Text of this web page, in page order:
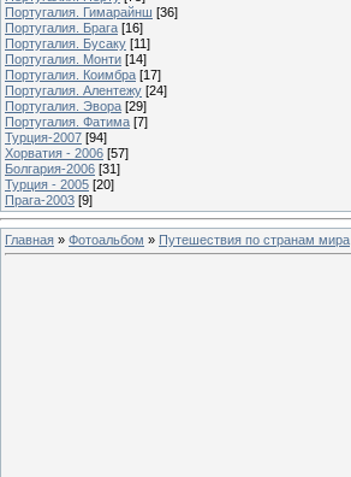
Португалия. Гимарайнш [36]
Португалия. Брага [16]
Португалия. Бусаку [11]
Португалия. Монти [14]
Португалия. Коимбра [17]
Португалия. Алентежу [24]
Португалия. Эвора [29]
Португалия. Фатима [7]
Турция-2007 [94]
Хорватия - 2006 [57]
Болгария-2006 [31]
Турция - 2005 [20]
Прага-2003 [9]
Главная » Фотоальбом » Путешествия по странам мира